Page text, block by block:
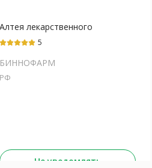
Алтея лекарственного
корней экстракт
5
БИННОФАРМ
РФ
Не уведомлять